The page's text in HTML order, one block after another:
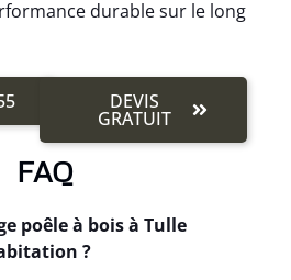
durable sur le long
DEVIS
GRATUIT
FAQ
poêle à bois à Tulle
?